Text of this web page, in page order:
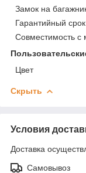
Замок на
Гарантийный срок
Совместимость с
Цвет
Скрыть
Условия
Доставка
Самовывоз